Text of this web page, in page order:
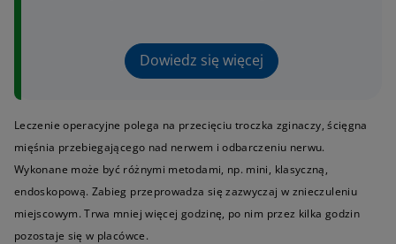
Dowiedz się więcej
Leczenie operacyjne polega na przecięciu troczka zginaczy, ścięgna
mięśnia przebiegającego nad nerwem i odbarczeniu nerwu.
Wykonane może być różnymi metodami, np. mini, klasyczną,
endoskopową. Zabieg przeprowadza się zazwyczaj w znieczuleniu
miejscowym. Trwa mniej więcej godzinę, po nim przez kilka godzin
pozostaje się w placówce.